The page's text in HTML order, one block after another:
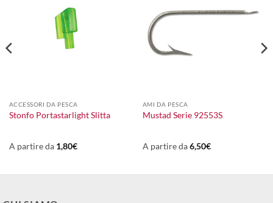
ACCESSORI DA PESCA
Stonfo Portastarlight Slitta
A partire da 1,80€
AMI DA PESCA
Mustad Serie 92553S
A partire da6,50€